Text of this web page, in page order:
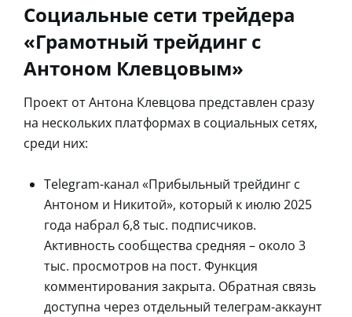
Социальные сети трейдера
«Грамотный трейдинг с
Антоном Клевцовым»
Проект от Антона Клевцова представлен сразу
на нескольких платформах в социальных сетях,
среди них:
Telegram-канал «Прибыльный трейдинг с
Антоном и Никитой», который к июлю 2025
года набрал 6,8 тыс. подписчиков.
Активность сообщества средняя – около 3
тыс. просмотров на пост. Функция
комментирования закрыта. Обратная связь
доступна через отдельный телеграм-аккаунт